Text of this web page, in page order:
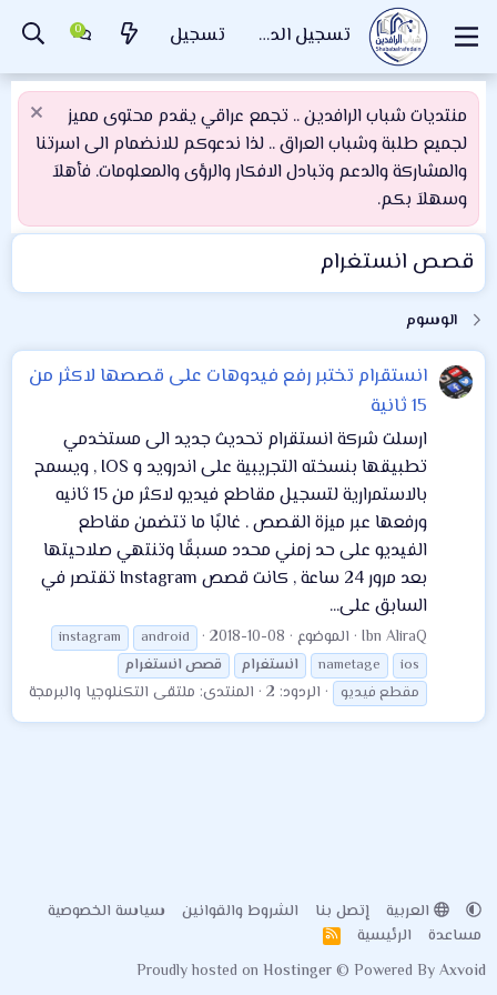
تسجيل الدخول تسجيل
منتديات شباب الرافدين .. تجمع عراقي يقدم محتوى مميز
لجميع طلبة وشباب العراق .. لذا ندعوكم للانضمام الى اسرتنا
والمشاركة والدعم وتبادل الافكار والرؤى والمعلومات. فأهلاَ
وسهلاَ بكم.
قصص انستغرام
الوسوم
انستقرام تختبر رفع فيدوهات على قصصها لاكثر من
15 ثانية
ارسلت شركة انستقرام تحديث جديد الى مستخدمي
تطبيقها بنسخته التجريبية على اندرويد و IOS , ويسمح
بالاستمرارية لتسجيل مقاطع فيديو لاكثر من 15 ثانيه
ورفعها عبر ميزة القصص . غالبًا ما تتضمن مقاطع
الفيديو على حد زمني محدد مسبقًا وتنتهي صلاحيتها
بعد مرور 24 ساعة , كانت قصص Instagram تقتصر في
السابق على...
Ibn AliraQ الموضوع 2018-10-08
android
instagram
ios
nametage انستغرام قصص انستغرام
مقطع فيديو
الردود: 2 المنتدى: ملتقى التكنلوجيا والبرمجة
العربية إتصل بنا الشروط والقوانين
سياسة الخصوصية
مساعدة
الرئيسية
R
S
Proudly hosted on Hostinger© Powered ByAxvoid